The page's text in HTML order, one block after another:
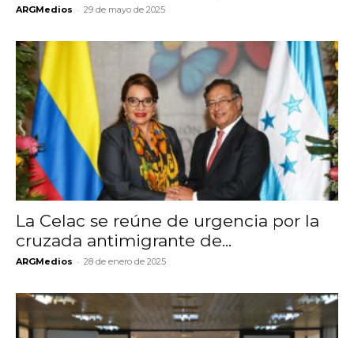
ARGMedios - 29 de mayo de 2025
La Celac se reúne de urgencia por la
cruzada antimigrante de...
ARGMedios - 28 de enero de 2025